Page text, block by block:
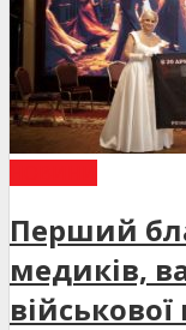
Перший
медиків,